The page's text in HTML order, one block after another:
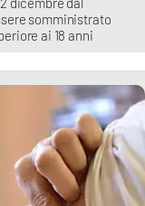
somministrato
ai 18 anni